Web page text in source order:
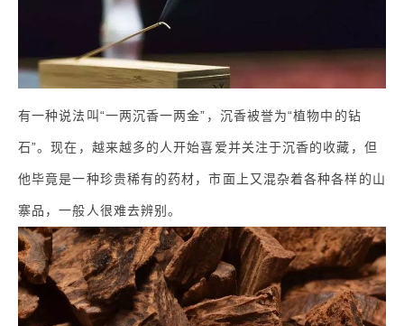
有一种说法叫“一两沉香一两金”，沉香被誉为“植物中的钻
石”。现在，越来越多的人开始喜爱并关注于沉香的收藏，但
他毕竟是一种珍贵稀有的药材，市面上又混杂着各种各样的山
寨品，一般人很难去辨别。